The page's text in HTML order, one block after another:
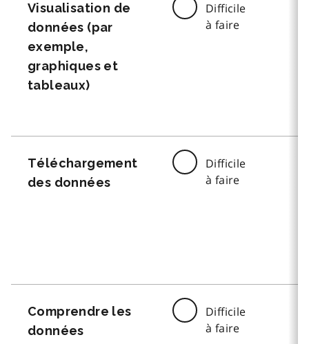
Visualisation de
données (par
exemple,
graphiques et
tableaux)
Difficile
à faire
Téléchargement
des données
Difficile
à faire
Comprendre les
données
Difficile
à faire